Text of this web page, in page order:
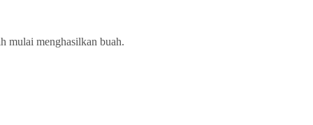
mulai menghasilkan buah.